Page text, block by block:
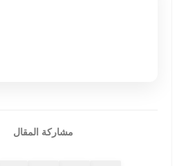
مشاركة المقال